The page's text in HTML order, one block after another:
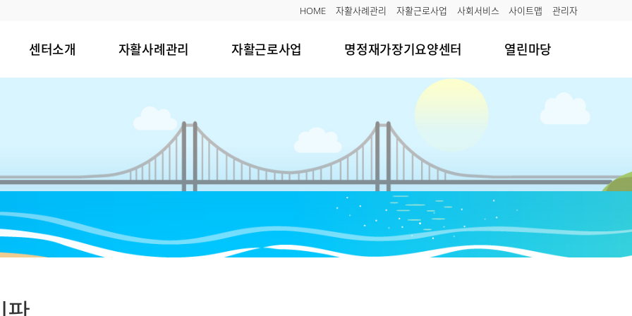
HOME 자활사례관리 자활근로사업 사회서비스 사이트맵 관리자
센터소개 자활사례관리 자활근로사업 명정재가장기요양센터 열린마당